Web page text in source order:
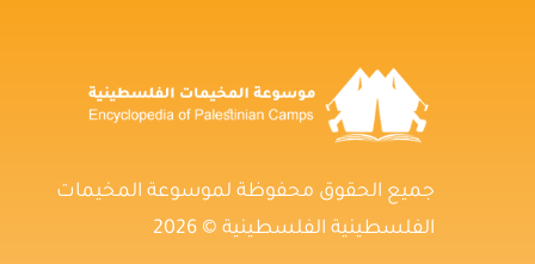
جميع الحقوق محفوظة لموسوعة المخيمات
الفلسطينية الفلسطينية © 2026